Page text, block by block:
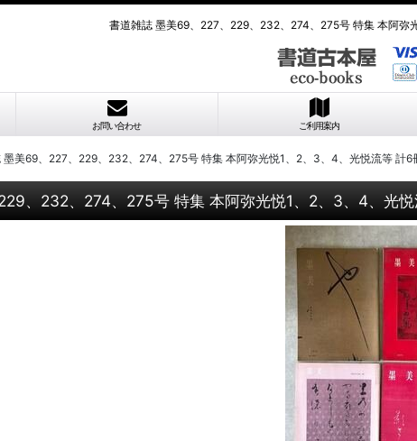
書道雑誌 墨美69、227、229、232、274、275号 特集 本阿弥
お問い合わせ ご利用案内
墨美69、227、229、232、274、275号 特集 本阿弥光悦1、2、3、4、光悦流等 計6
、232、274、275号 特集 本阿弥光悦1、2、3、4、光